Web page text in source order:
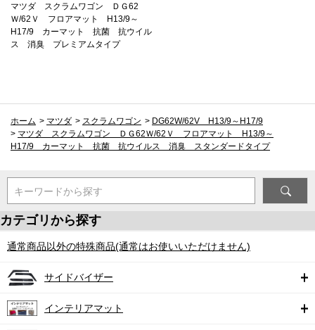
マツダ スクラムワゴン ＤＧ62
Ｗ/62Ｖ フロアマット H13/9～
H17/9 カーマット 抗菌 抗ウイル
ス 消臭 プレミアムタイプ
ホーム > マツダ > スクラムワゴン > DG62W/62V H13/9～H17/9
> マツダ スクラムワゴン ＤＧ62Ｗ/62Ｖ フロアマット H13/9～
H17/9 カーマット 抗菌 抗ウイルス 消臭 スタンダードタイプ
キーワードから探す
カテゴリから探す
通常商品以外の特殊商品(通常はお使いいただけません)
サイドバイザー
インテリアマット